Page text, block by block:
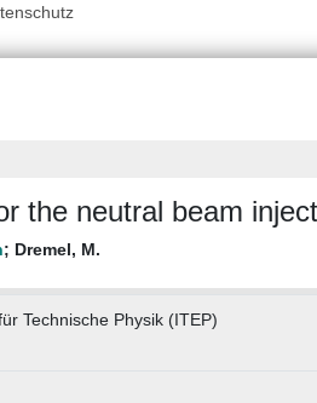
the neutral beam
; Dremel, M.
Technische Physik (ITEP)